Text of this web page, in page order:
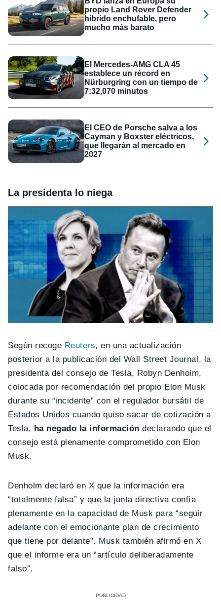
propio Land Rover Defender
híbrido enchufable, pero
mucho más barato
El Mercedes-AMG CLA 45
establece un récord en
Nürburgring con un tiempo de
7:32,070 minutos
El CEO de Porsche salva a los
Cayman y Boxster eléctricos,
que llegarán al mercado en
2027
La presidenta lo niega
Según recoge Reuters, en una actualización
posterior a la publicación del Wall Street Journal, la
presidenta del consejo de Tesla, Robyn Denholm,
colocada por recomendación del propio Elon Musk
durante su “incidente” con el regulador bursátil de
Estados Unidos cuando quiso sacar de cotización a
Tesla, ha negado la información declarando que el
consejo está plenamente comprometido con Elon
Musk.
Denholm declaró en X que la información era
“totalmente falsa” y que la junta directiva confía
plenamente en la capacidad de Musk para “seguir
adelante con el emocionante plan de crecimiento
que tiene por delante”. Musk también afirmó en X
que el informe era un “artículo deliberadamente
falso”.